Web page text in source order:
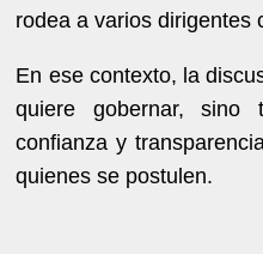
rodea a varios dirigentes
En ese contexto, la
quiere gobernar,
confianza y
quienes se postulen.